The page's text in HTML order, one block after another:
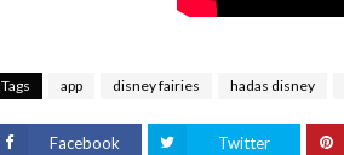
Tags app disney fairies hadas disney
Facebook Twitter